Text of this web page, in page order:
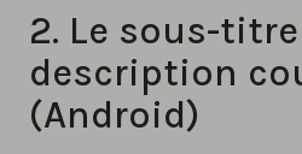
2. Le sous-
description
(Android)